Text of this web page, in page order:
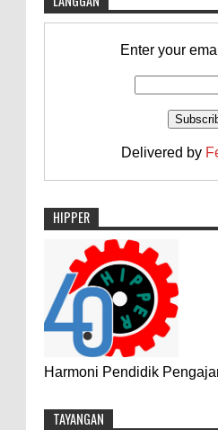
Enter your
Delivered by
HIPPER
Harmoni Pendidik
TAYANGAN